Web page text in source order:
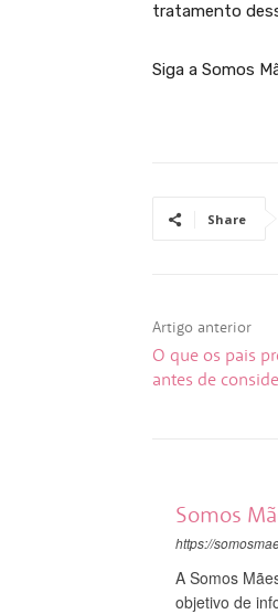
tratamento
Siga a Somos
Share
Artigo anterior
O que os pais
antes de
Somos
https://
A Somos
objetivo de